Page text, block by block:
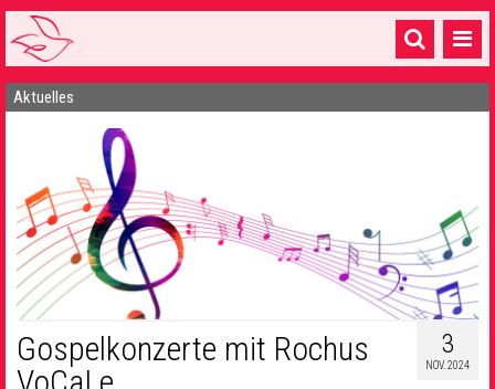
Startseite
16 Gemeinden & mehr
Gottesdienste & Sinnsuche
Sakramente & Feste
Gemeinschaft & Soziales
Musik& Kultur
Aktuelles
3
NOV. 2024
Gospelkonzerte mit Rochus